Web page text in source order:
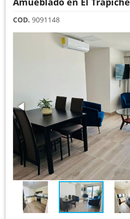
COD. 9091148